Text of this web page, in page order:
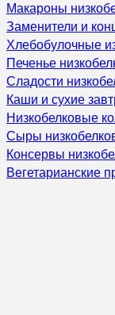
Макароны
Заменители и
Хлебобулочные
Печенье
Сладости
Каши и сухие
Низкобелковые
Сыры
Консервы
Вегетарианские